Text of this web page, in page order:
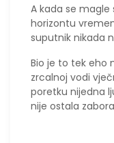
​A kada se
horizontu
suputnik nikada
Bio je to tek eho
zrcalnoj vodi
poretku nijedna
nije ostala